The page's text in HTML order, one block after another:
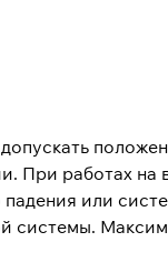
При работах на
или
системы.